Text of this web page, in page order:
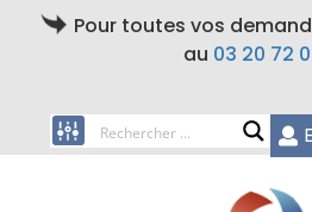
Pour toutes vos
au 03 20 72